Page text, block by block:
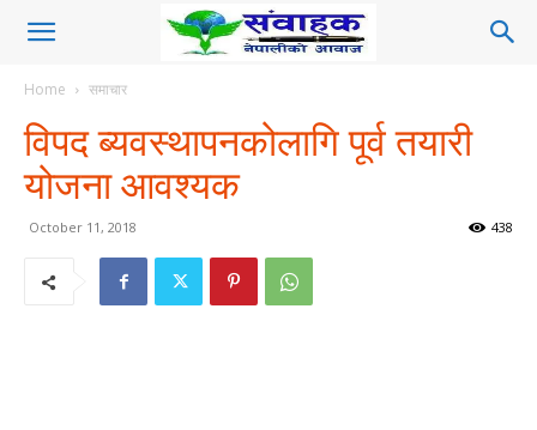
Home समाचार
विपद ब्यवस्थापनकोलागि पूर्व तयारी
योजना आवश्यक
October 11, 2018 438